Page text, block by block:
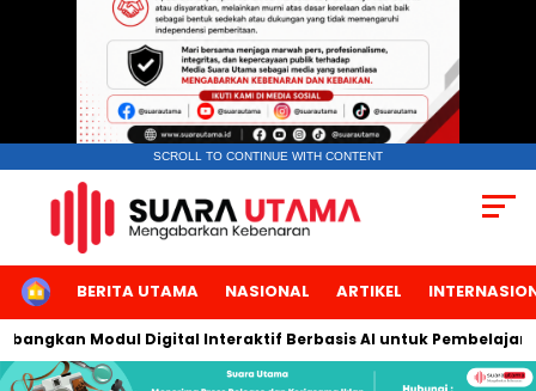
SCROLL TO CONTINUE WITH CONTENT
HOMEBERITA UTAMA NASIONAL ARTIKEL
Modul Digital Interaktif Berbasis AI untuk Pembelajaran